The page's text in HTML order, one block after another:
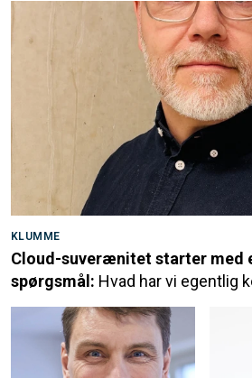
KLUMME
Cloud-suverænitet starter med
spørgsmål: Hvad har vi egentlig